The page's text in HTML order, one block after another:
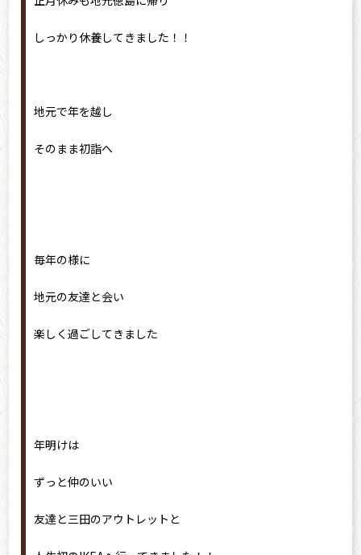
しっかり休養してきました！！
地元で年を越し
そのまま初詣へ
毎年の様に
地元の友達と会い
楽しく過ごしてきました
年明けは
ずっと仲のいい
友達と三田のアウトレットと